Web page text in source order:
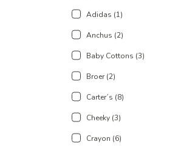
Adidas (1)
Anchus (2)
Baby Cottons (3)
Broer (2)
Carter´s (8)
Cheeky (3)
Crayon (6)